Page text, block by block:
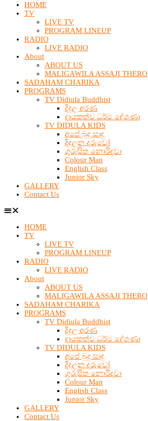
HOME
TV
LIVE TV
PROGRAM LINEUP
RADIO
LIVE RADIO
About
ABOUT US
MALIGAWILA ASSAJI THERO
SADAHAM CHARIKA
PROGRAMS
TV Didiula Buddhist
දිදුල අරණ
දායකත්ව ධර්ම දේශණා
TV DIDULA KIDS
අපේ බුදු සාදු
දිදුලන දරුවෝ
ගුරුසිත නොරිදවා
Colour Man
English Class
Junior Sky
GALLERY
Contact Us
HOME
TV
LIVE TV
PROGRAM LINEUP
RADIO
LIVE RADIO
About
ABOUT US
MALIGAWILA ASSAJI THERO
SADAHAM CHARIKA
PROGRAMS
TV Didiula Buddhist
දිදුල අරණ
දායකත්ව ධර්ම දේශණා
TV DIDULA KIDS
අපේ බුදු සාදු
දිදුලන දරුවෝ
ගුරුසිත නොරිදවා
Colour Man
English Class
Junior Sky
GALLERY
Contact Us